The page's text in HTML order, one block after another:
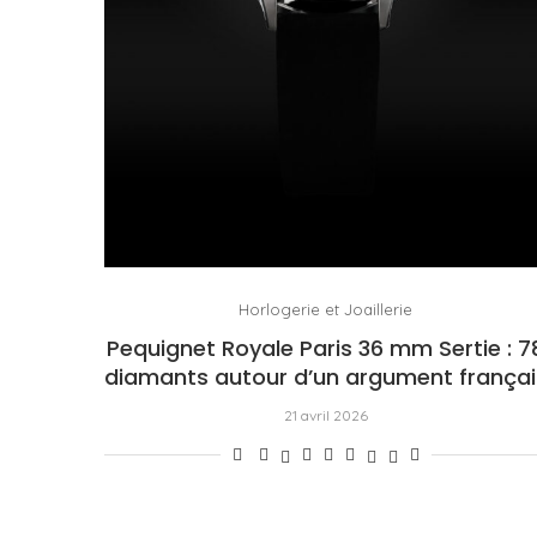
Horlogerie et Joaillerie
Pequignet Royale Paris 36 mm Sertie :
diamants autour d’un argument
21 avril 2026